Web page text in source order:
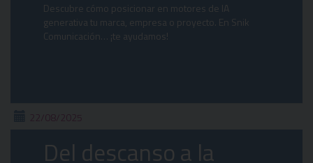
Descubre cómo posicionar en motores de IA
generativa tu marca, empresa o proyecto. En Snik
Comunicación… ¡te ayudamos!
22/08/2025
Del descanso a la